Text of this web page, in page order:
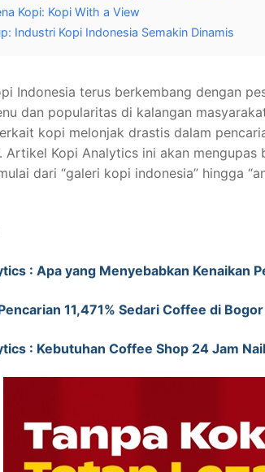
Kopi: Kopi With a View
Industri Kopi Indonesia Semakin Dinamis
Indonesia terus berkembang dengan
dan popularitas di kalangan
kopi melonjak drastis dalam
Artikel Kopi Analytics ini akan
dari “galeri kopi indonesia” hingga
: Apa yang Menyebabkan Kenaikan
11,471% Sedari Coffee di
: Kebutuhan Coffee Shop 24 Jam